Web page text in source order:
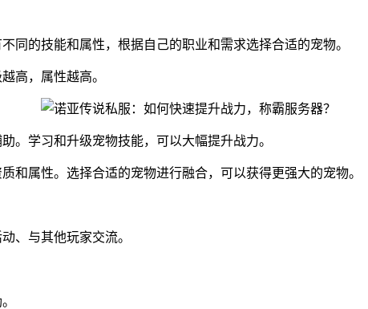
同的技能和属性，根据自己的职业和需求选择合适的宠物。
高，属性越高。
。学习和升级宠物技能，可以大幅提升战力。
和属性。选择合适的宠物进行融合，可以获得更强大的宠物。
、与其他玩家交流。